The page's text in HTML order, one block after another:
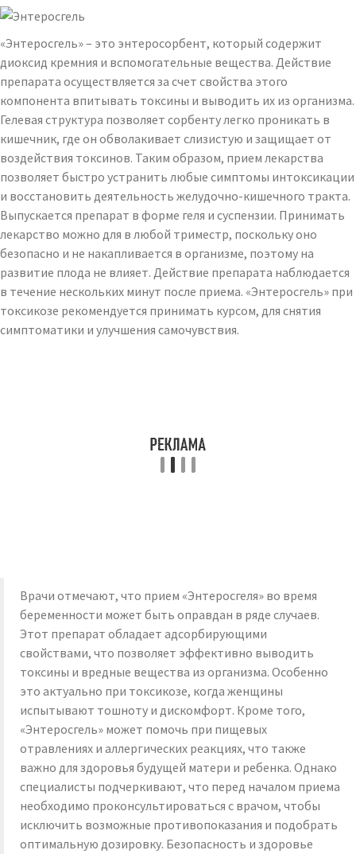
«Энтеросгель» – это энтеросорбент, который содержит
диоксид кремния и вспомогательные вещества. Действие
препарата осуществляется за счет свойства этого
компонента впитывать токсины и выводить их из организма.
Гелевая структура позволяет сорбенту легко проникать в
кишечник, где он обволакивает слизистую и защищает от
воздействия токсинов. Таким образом, прием лекарства
позволяет быстро устранить любые симптомы интоксикации
и восстановить деятельность желудочно-кишечного тракта.
Выпускается препарат в форме геля и суспензии. Принимать
лекарство можно для в любой триместр, поскольку оно
безопасно и не накапливается в организме, поэтому на
развитие плода не влияет. Действие препарата наблюдается
в течение нескольких минут после приема. «Энтеросгель» при
токсикозе рекомендуется принимать курсом, для снятия
симптоматики и улучшения самочувствия.
Врачи отмечают, что прием «Энтеросгеля» во время
беременности может быть оправдан в ряде случаев.
Этот препарат обладает адсорбирующими
свойствами, что позволяет эффективно выводить
токсины и вредные вещества из организма. Особенно
это актуально при токсикозе, когда женщины
испытывают тошноту и дискомфорт. Кроме того,
«Энтеросгель» может помочь при пищевых
отравлениях и аллергических реакциях, что также
важно для здоровья будущей матери и ребенка. Однако
специалисты подчеркивают, что перед началом приема
необходимо проконсультироваться с врачом, чтобы
исключить возможные противопоказания и подобрать
оптимальную дозировку. Безопасность и здоровье